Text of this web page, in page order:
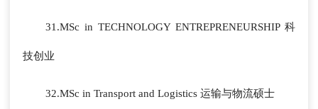
31.MSc in TECHNOLOGY ENTREPRENEURSHIP 科
技创业
32.MSc in Transport and Logistics 运输与物流硕士